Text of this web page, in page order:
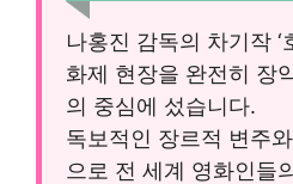
나홍진 감독의 차기작 ‘
화제 현장을 완전히 장
의 중심에 섰습니다.
독보적인 장르적 변주
으로 전 세계 영화인들